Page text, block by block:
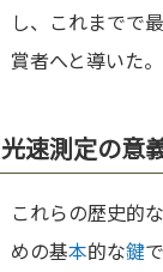
し、これまでで
賞者へと導いた。
光速測定の意
これらの歴史的
めの基本的な鍵